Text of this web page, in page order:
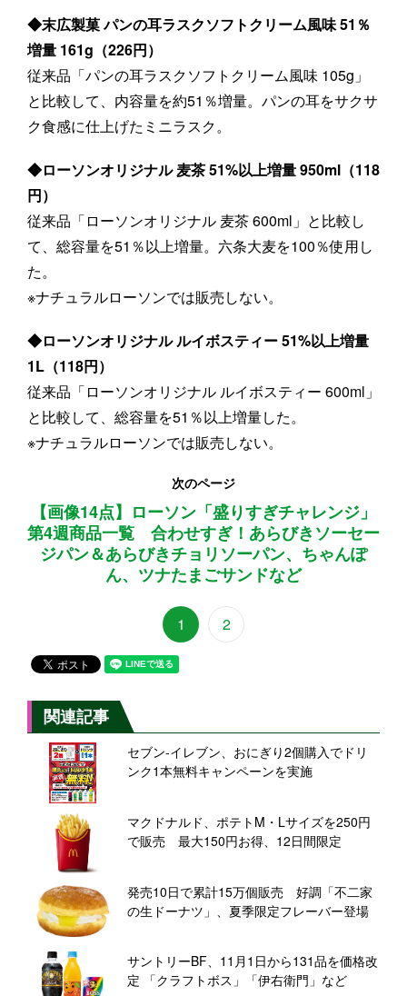
◆末広製菓 パンの耳ラスクソフトクリーム風味 51％
増量 161g（226円）
従来品「パンの耳ラスクソフトクリーム風味 105g」
と比較して、内容量を約51％増量。パンの耳をサクサ
ク食感に仕上げたミニラスク。
◆ローソンオリジナル 麦茶 51%以上増量 950ml（118
円）
従来品「ローソンオリジナル 麦茶 600ml」と比較し
て、総容量を51％以上増量。六条大麦を100％使用し
た。
※ナチュラルローソンでは販売しない。
◆ローソンオリジナル ルイボスティー 51%以上増量
1L（118円）
従来品「ローソンオリジナル ルイボスティー 600ml」
と比較して、総容量を51％以上増量した。
※ナチュラルローソンでは販売しない。
次のページ
【画像14点】ローソン「盛りすぎチャレンジ」
第4週商品一覧 合わせすぎ！あらびきソーセー
ジパン＆あらびきチョリソーパン、ちゃんぽ
ん、ツナたまごサンドなど
1 2
関連記事
セブン‐イレブン、おにぎり2個購入でドリ
ンク1本無料キャンペーンを実施
マクドナルド、ポテトM・Lサイズを250円
で販売 最大150円お得、12日間限定
発売10日で累計15万個販売 好調「不二家
の生ドーナツ」、夏季限定フレーバー登場
サントリーBF、11月1日から131品を価格改
定 「クラフトボス」「伊右衛門」など